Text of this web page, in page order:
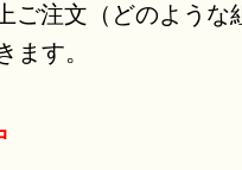
ご注文（どのよう
ます。